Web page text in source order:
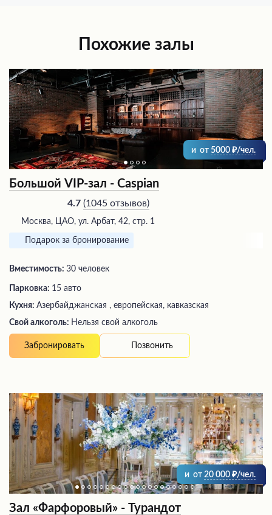
Похожие залы
и от 5000 /чел.
Большой VIP-зал - Caspian
4.7 (1045 отзывов)
Москва, ЦАО, ул. Арбат, 42, стр. 1
Подарок за бронирование
Вместимость: 30 человек
Парковка: 15 авто
Кухня: Азербайджанская , европейская, кавказская
Свой алкоголь: Нельзя свой алкоголь
Забронировать Позвонить
и от 20 000 /чел.
Зал «Фарфоровый» - Турандот